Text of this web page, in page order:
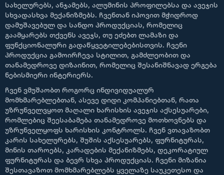
სახელურებს, ანჯამებს, ალუმინის პროფილებსა და ავეჯის
სხვადასხვა მექანიზმებს. ჩვენთან იპოვით მჭიდროდ
დამუშავებულ და სანდო პროდუქციას, რომელიც
გაამყარებს თქვენს ავეჯს, თუ ეძებთ ლამაზი და
ფუნქციონალური გადაწყვეტილებებისთვის. ჩვენი
პროდუქცია გამოირჩევა სტილით, გამძლეობით და
თანამედროვე დიზაინით, რომელიც შესანიშნავად ერგება
ნებისმიერი ინტერიერს.
ჩვენ ვმუშაობთ როგორც ინდივიდუალურ
მომხმარებლებთან, ასევე დიდი კომპანიებთან, რათა
უზრუნველვყოთ მაღალი ხარისხის ავეჯის აქსესუარები,
რომლებიც შეესაბამება თანამედროვე მოთხოვნებს და
უზრუნველყოფს ხარისხის კონტროლს. ჩვენ ვთავაზობთ
კარის სახელურებს, შუშის აქსესუარებს, ფურნიტურას,
მინის თაროებს, კარადების მექანიზმებს, დეკორატიულ
ფურნიტურას და ბევრ სხვა პროდუქციას. ჩვენი მიზანია
შესთავაზოთ მომხმარებლებს ყველაზე საუკეთესო და